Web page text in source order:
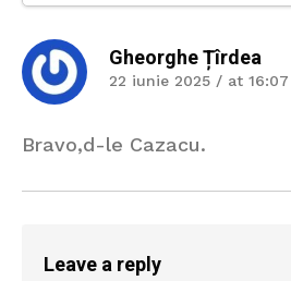
Gheorghe Țîrdea
22 iunie 2025 / at 16:07
Bravo,d-le Cazacu.
Leave a reply